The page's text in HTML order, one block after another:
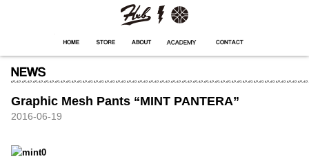
Graphic Mesh Pants “MINT PANTERA”
2016-06-19